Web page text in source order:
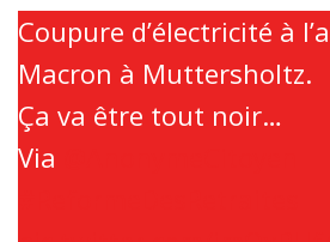
Coupure d’électricité à
Macron à Muttersholtz.
Ça va être tout noir…
Via